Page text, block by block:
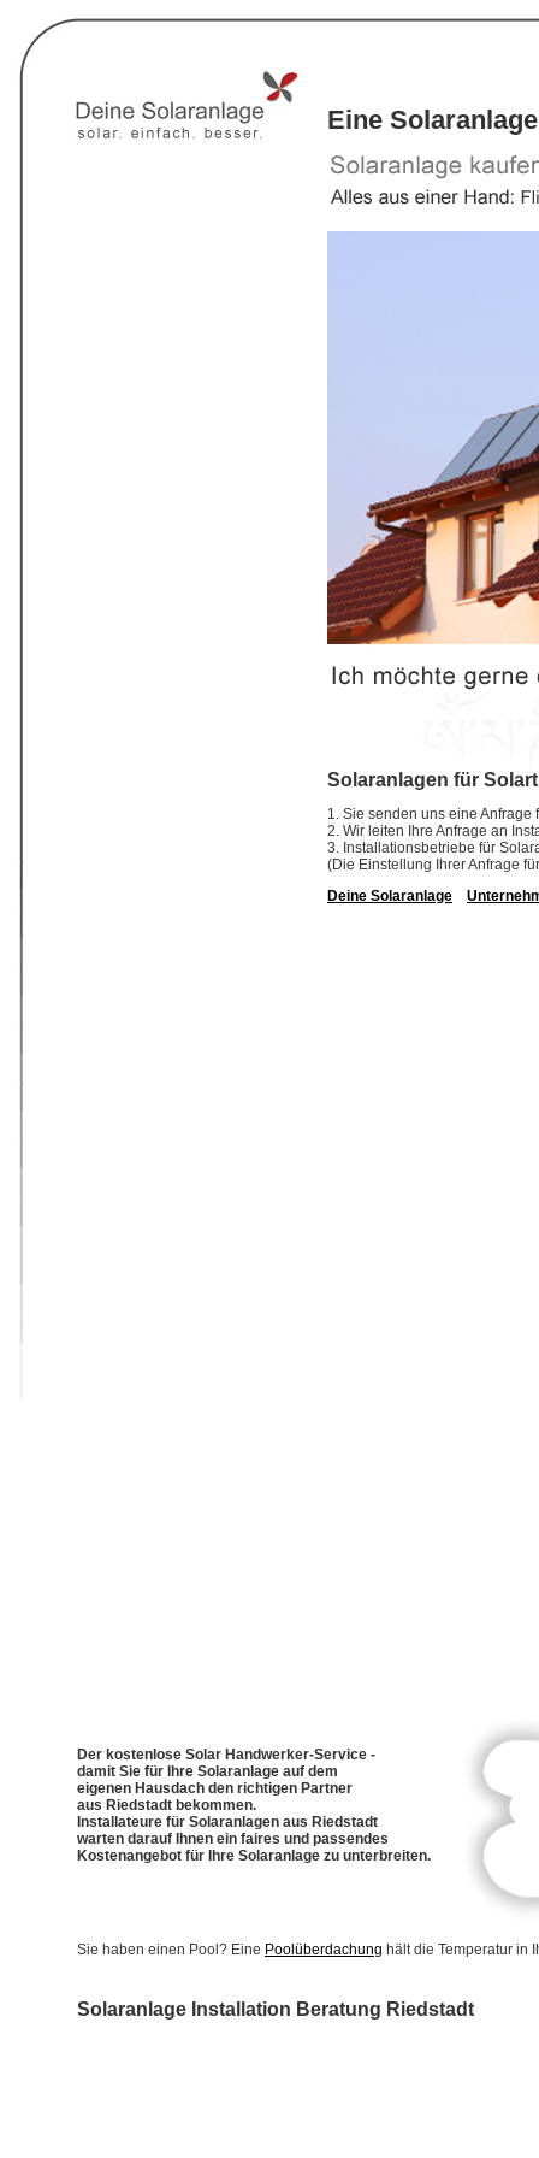
Eine
Solaranlagen für
1. Sie senden uns eine
2. Wir leiten Ihre Anfrage an
3. Installationsbetriebe für
(Die Einstellung Ihrer Anfrage
Deine Solaranlage
Der kostenlose Solar Handwerker-Service -
damit Sie für Ihre Solaranlage auf dem
eigenen Hausdach den richtigen Partner
aus Riedstadt bekommen.
Installateure für Solaranlagen aus Riedstadt
warten darauf Ihnen ein faires und passendes
Kostenangebot für Ihre Solaranlage zu unterbreiten.
Sie haben einen Pool? Eine Poolüberdachung hält die Temperatur in
Solaranlage Installation Beratung Riedstadt